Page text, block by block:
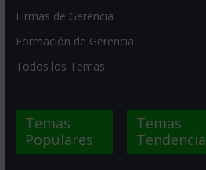
Firmas de Gerencia
Formación de Gerencia
Todos los Temas
Temas
Populares
Temas
Tendencia